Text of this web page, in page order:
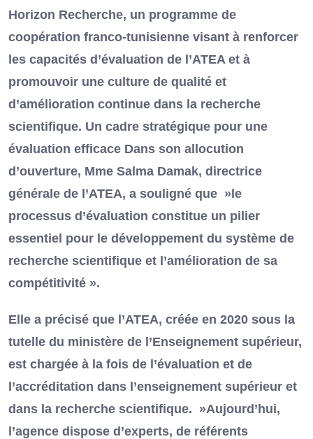
Horizon Recherche, un programme de
coopération franco-tunisienne visant à renforcer
les capacités d’évaluation de l’ATEA et à
promouvoir une culture de qualité et
d’amélioration continue dans la recherche
scientifique. Un cadre stratégique pour une
évaluation efficace Dans son allocution
d’ouverture, Mme Salma Damak, directrice
générale de l’ATEA, a souligné que »le
processus d’évaluation constitue un pilier
essentiel pour le développement du système de
recherche scientifique et l’amélioration de sa
compétitivité ».
Elle a précisé que l’ATEA, créée en 2020 sous la
tutelle du ministère de l’Enseignement supérieur,
est chargée à la fois de l’évaluation et de
l’accréditation dans l’enseignement supérieur et
dans la recherche scientifique. »Aujourd’hui,
l’agence dispose d’experts, de référents